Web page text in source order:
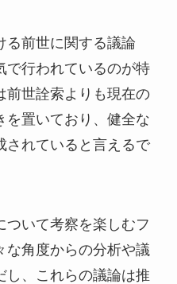
る前世に関する議論
で行われているのが特
前世詮索よりも現在の
を置いており、健全な
されていると言えるで
ついて考察を楽しむフ
な角度からの分析や議
し、これらの議論は推